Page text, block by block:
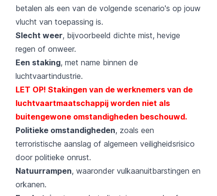
betalen als een van de volgende scenario's op jouw
vlucht van toepassing is.
Slecht weer, bijvoorbeeld dichte mist, hevige
regen of onweer.
Een staking, met name binnen de
luchtvaartindustrie.
LET OP! Stakingen van de werknemers van de
luchtvaartmaatschappij worden niet als
buitengewone omstandigheden beschouwd.
Politieke omstandigheden, zoals een
terroristische aanslag of algemeen veiligheidsrisico
door politieke onrust.
Natuurrampen, waaronder vulkaanuitbarstingen en
orkanen.